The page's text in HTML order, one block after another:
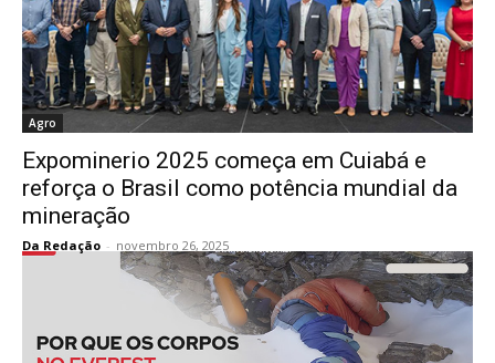
Agro
Expominerio 2025 começa em Cuiabá e
reforça o Brasil como potência mundial da
mineração
Da Redação - novembro 26, 2025